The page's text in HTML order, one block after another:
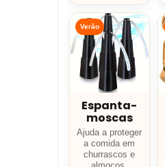
Verão
Espanta-
moscas
Ajuda a proteger
a comida em
churrascos e